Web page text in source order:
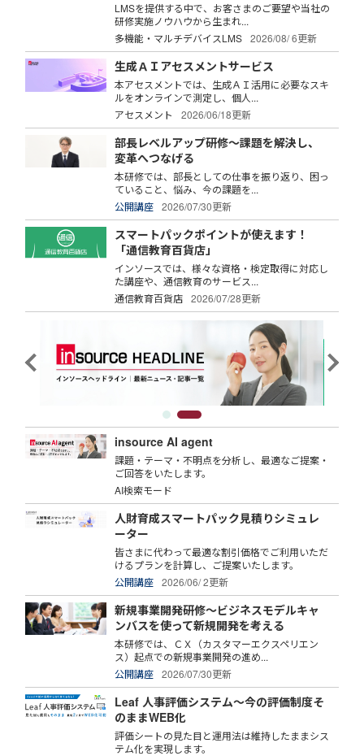
LMSを提供する中で、お客さまのご要望や当社の
研修実施ノウハウから生まれ...
多機能・マルチデバイスLMS
2026/08/ 6更新
生成ＡＩアセスメントサービス
本アセスメントでは、生成ＡＩ活用に必要なスキ
ルをオンラインで測定し、個人...
アセスメント
2026/06/18更新
部長レベルアップ研修～課題を解決し、
変革へつなげる
本研修では、部長としての仕事を振り返り、困っ
ていること、悩み、今の課題を...
公開講座
2026/07/30更新
スマートパックポイントが使えます！
「通信教育百貨店」
インソースでは、様々な資格・検定取得に対応し
た講座や、通信教育のサービス...
通信教育百貨店
2026/07/28更新
insource AI agent
課題・テーマ・不明点を分析し、最適なご提案・
ご回答をいたします。
AI検索モード
人財育成スマートパック見積りシミュレ
ーター
皆さまに代わって最適な割引価格でご利用いただ
けるプランを計算し、ご提案いたします。
公開講座
2026/06/ 2更新
新規事業開発研修～ビジネスモデルキャ
ンバスを使って新規開発を考える
本研修では、ＣＸ（カスタマーエクスペリエン
ス）起点での新規事業開発の進め...
公開講座
2026/07/30更新
Leaf 人事評価システム～今の評価制度そ
のままWEB化
評価シートの見た目と運用法は維持したままシス
テム化を実現します。